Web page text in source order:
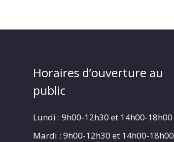
Horaires d’ouverture au
public
Lundi : 9h00-12h30 et 14h00-18h00
Mardi : 9h00-12h30 et 14h00-18h00